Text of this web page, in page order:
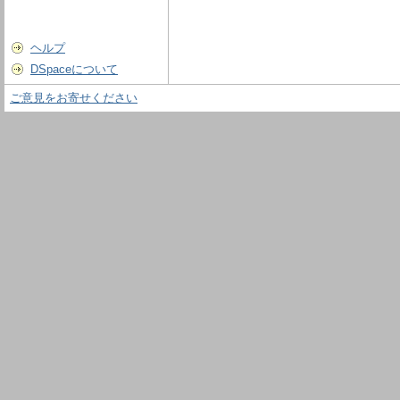
ヘルプ
DSpaceについて
ご意見をお寄せください